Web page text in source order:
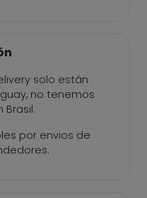
solo están
no tenemos
por envios de